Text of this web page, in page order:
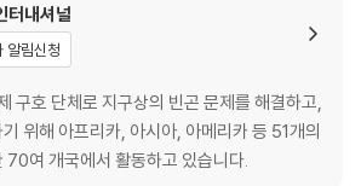
터내셔널
알림신청
구호 단체로 지구상의 빈곤 문제를 해결하고,
위해 아프리카, 아시아, 아메리카 등 51개의
70여 개국에서 활동하고 있습니다.